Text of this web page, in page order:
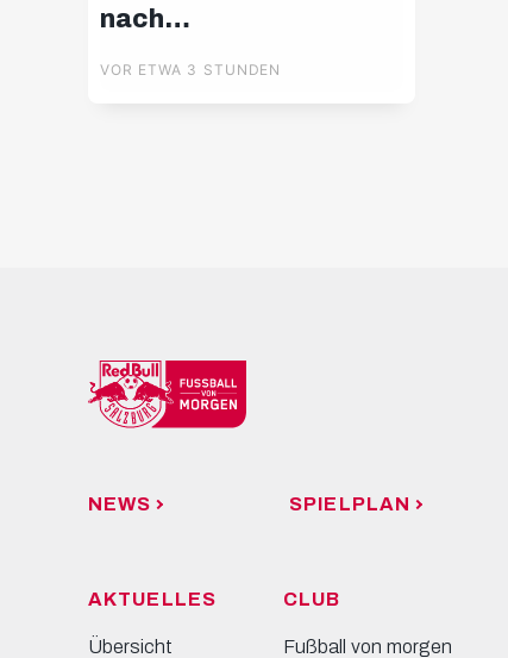
nach
Regenunterbrechung:
VOR ETWA 3 STUNDEN
NEWS SPIELPLAN
AKTUELLES
Übersicht
CLUB
Fußball von morgen